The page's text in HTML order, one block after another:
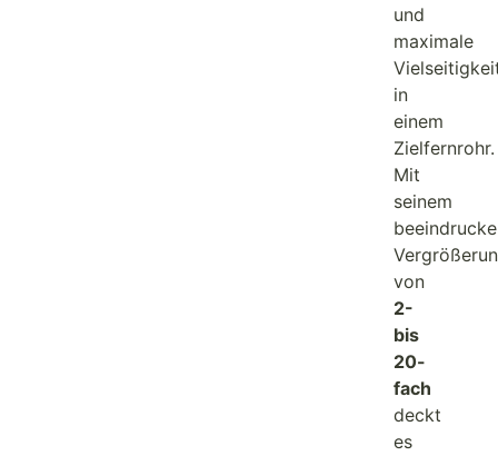
und
maximale
in
einem
Zielfernrohr.
Mit
seinem
von
2-
bis
20-
fach
deckt
es